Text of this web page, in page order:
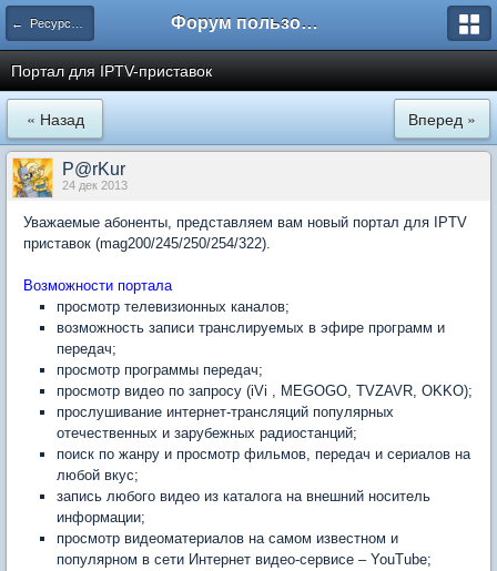
← Ресурсы сети Форум пользователей ООО "Климовская сеть"
Портал для IPTV-приставок
« Назад Вперед »
P@rKur
24 дек 2013
Уважаемые абоненты, представляем вам новый портал для IPTV
приставок (mag200/245/250/254/322).
Возможности портала
просмотр телевизионных каналов;
возможность записи транслируемых в эфире программ и
передач;
просмотр программы передач;
просмотр видео по запросу (iVi , MEGOGO, TVZAVR, OKKO);
прослушивание интернет-трансляций популярных
отечественных и зарубежных радиостанций;
поиск по жанру и просмотр фильмов, передач и сериалов на
любой вкус;
запись любого видео из каталога на внешний носитель
информации;
просмотр видеоматериалов на самом известном и
популярном в сети Интернет видео-сервисе – YouTube;